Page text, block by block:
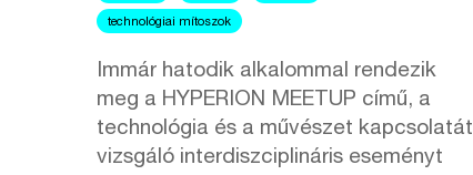
technológiai mítoszok
Immár hatodik alkalommal rendezik
meg a HYPERION MEETUP című, a
technológia és a művészet kapcsolatát
vizsgáló interdiszciplináris eseményt